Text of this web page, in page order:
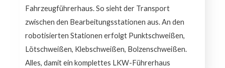
Fahrzeugführerhaus. So sieht der Transport
zwischen den Bearbeitungsstationen aus. An den
robotisierten Stationen erfolgt Punktschweißen,
Lötschweißen, Klebschweißen, Bolzenschweißen.
Alles, damit ein komplettes LKW-Führerhaus